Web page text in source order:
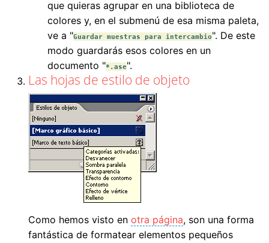
que quieras agrupar en una biblioteca de
colores y, en el submenú de esa misma paleta,
ve a "Guardar muestras para intercambio". De este
modo guardarás esos colores en un
documento "*.ase".
Las hojas de estilo de objeto
Como hemos visto en otra página, son una forma
fantástica de formatear elementos pequeños